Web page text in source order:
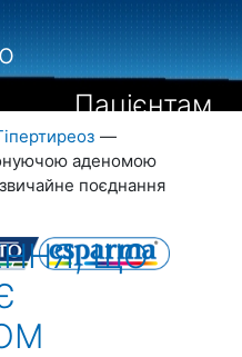
Пацієнтам
—
аденомою
поєднання
ЩО